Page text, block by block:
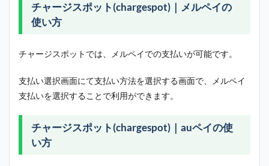
チャージスポット(chargespot)｜メルペイの
使い方
チャージスポットでは、メルペイでの支払いが可能です。
支払い選択画面にて支払い方法を選択する画面で、メルペイ
支払いを選択することで利用ができます。
チャージスポット(chargespot)｜auペイの使
い方